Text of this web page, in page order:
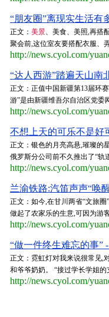
“朋友圈”离现实生活有
正文： 美景、美食、美照,再搭
聚会前,这位室友要搭配衣服、
http://news.cyol.com/
“达人西游”踏遍天山南
正文：正值中国新疆第13届环
游”是由新疆维吾尔自治区党委
http://news.cyol.com/
不想上天的可乐不是好
正文：银色的月亮高悬,璀璨
俄罗斯分公司前不久推出了“轨
http://news.cyol.com/
兰渝铁路:汽笛声声“唤
正文：如今,在甘川两省“文旅
做起了农家乐的生意,可因为游
http://news.cyol.com/
“做一件终生难忘的事”
正文：霓虹灯对我来说很常见,
和爷爷奶奶。 “接过学长学姐
http://news.cyol.com/